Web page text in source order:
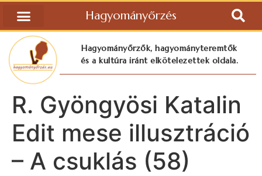
Hagyományőrzés
Hagyományőrzők, hagyományteremtők
és a kultúra iránt elkötelezettek oldala.
R. Gyöngyösi Katalin
Edit mese illusztráció
– A csuklás (58)